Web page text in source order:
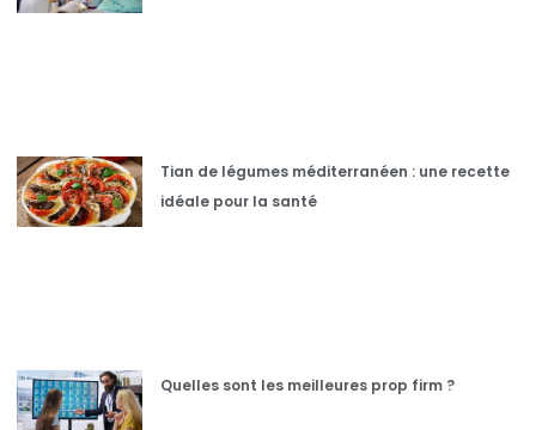
Tian de légumes méditerranéen : une recette
idéale pour la santé
Quelles sont les meilleures prop firm ?